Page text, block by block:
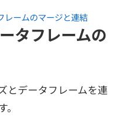
レームのマージと連結
タフレームの
とデータフレームを連